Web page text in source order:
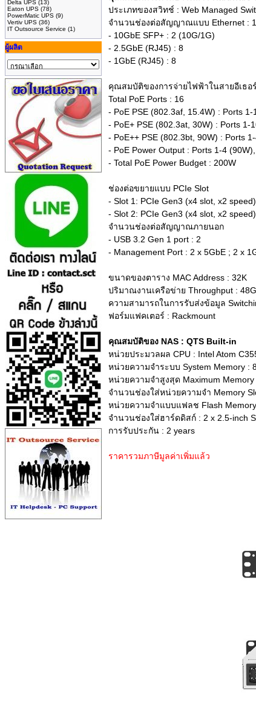
Delta UPS (13)
Eaton UPS (78)
PowerMatic UPS (9)
Vertiv UPS (36)
IT Outsource Service (1)
ผู้ผลิต
ประเภทของสวิทช์ : Web Managed
จำนวนช่องต่อสัญญาณแบบ Ethernet :
- 10GbE SFP+ : 2 (10G/1G)
- 2.5GbE (RJ45) : 8
- 1GbE (RJ45) : 8
คุณสมบัติของการจ่ายไฟฟ้าในสายอีเธอ
Total PoE Ports : 16
- PoE PSE (802.3af, 15.4W) : Ports 1-
- PoE+ PSE (802.3at, 30W) : Ports 1-
- PoE++ PSE (802.3bt, 90W) : Ports
- PoE Power Output : Ports 1-4
- Total PoE Power Budget : 200W
ช่องต่อขยายแบบ PCIe Slot
- Slot 1: PCIe Gen3 (x4 slot, x2 speed)
- Slot 2: PCIe Gen3 (x4 slot, x2 speed)
จำนวนช่องต่อสัญญาณภายนอก
- USB 3.2 Gen 1 port : 2
- Management Port : 2 x 5GbE ; 2 x
ขนาดของตาราง MAC Address : 32K
ปริมาณงานเครือข่าย Throughput :
ความสามารถในการรับส่งข้อมูล
ฟอร์มแฟคเตอร์ : Rackmount
คุณสมบัติของ NAS : QTS Built-in
หน่วยประมวลผล CPU : Intel Atom
หน่วยความจำระบบ System Memory :
หน่วยความจำสูงสุด Maximum Memory
จำนวนช่องใส่หน่วยความจำ Memory
หน่วยความจำแบบแฟลช Flash
จำนวนช่องใส่ฮาร์ดดิสก์ : 2 x 2.5-inch
การรับประกัน : 2 years
ราคารวมภาษีมูลค่าเพิ่มแล้ว